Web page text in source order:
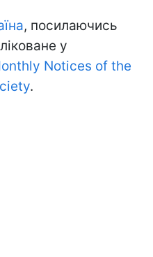
, посилаючись
у
Notices of the
.